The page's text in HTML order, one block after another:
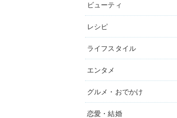
ビューティ
レシピ
ライフスタイル
エンタメ
グルメ・おでかけ
恋愛・結婚